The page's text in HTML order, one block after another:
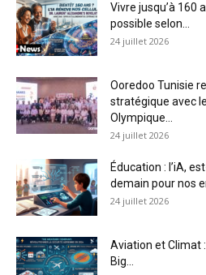
Vivre jusqu’à 160
possible selon...
24 juillet 2026
Ooredoo Tunisie
stratégique avec
Olympique...
24 juillet 2026
Éducation : l’iA,
demain pour nos
24 juillet 2026
Aviation et Climat
Big...